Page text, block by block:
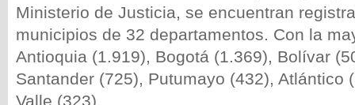
Ministerio de Justicia, se encuentran
municipios de 32 departamentos. Con la
Antioquia (1.919), Bogotá (1.369), Bolívar
Santander (725), Putumayo (432), Atlántico
Valle (323).